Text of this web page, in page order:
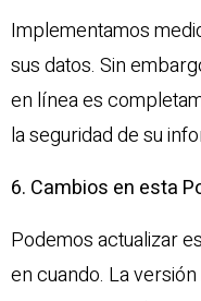
Implementamos
sus datos. Sin
en línea es
la seguridad de su
6. Cambios en esta
Podemos actualizar
en cuando. La